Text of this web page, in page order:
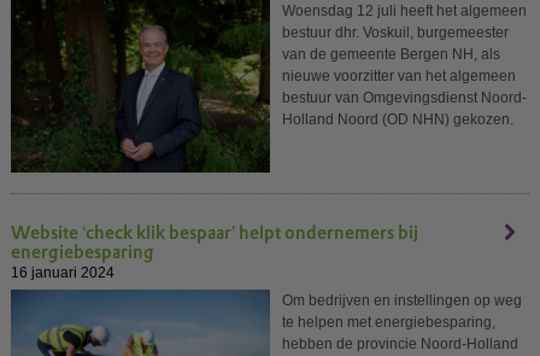
Woensdag 12 juli heeft het algemeen
bestuur dhr. Voskuil, burgemeester
van de gemeente Bergen NH, als
nieuwe voorzitter van het algemeen
bestuur van Omgevingsdienst Noord-
Holland Noord (OD NHN) gekozen.
Website ‘check klik bespaar’ helpt ondernemers bij
energiebesparing
16 januari 2024
Om bedrijven en instellingen op weg
te helpen met energiebesparing,
hebben de provincie Noord-Holland